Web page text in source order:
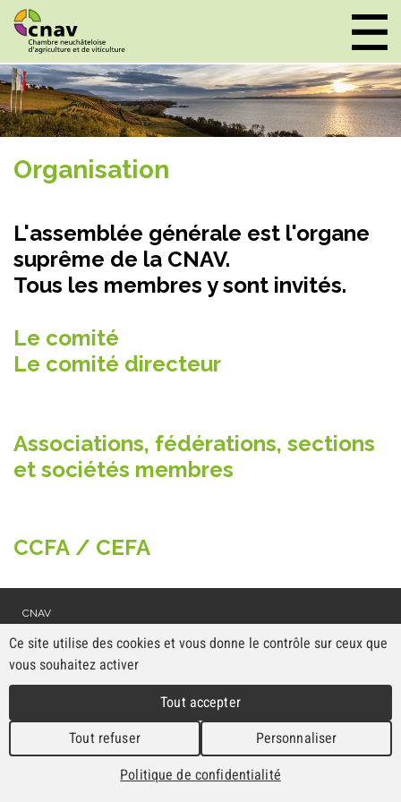
Organisation
L'assemblée générale est l'organe
suprême de la CNAV.
Tous les membres y sont invités.
Le comité
Le comité directeur
Associations, fédérations, sections
et sociétés membres
CCFA / CEFA
CNAV
2053 Cernier
Tél. 032 889 36 30
Fax 032 889 36 39
Panneau de gestion des cookies
Ce site utilise des cookies et vous donne le contrôle sur ceux que
vous souhaitez activer
Tout accepter
Tout refuser Personnaliser
Politique de confidentialité